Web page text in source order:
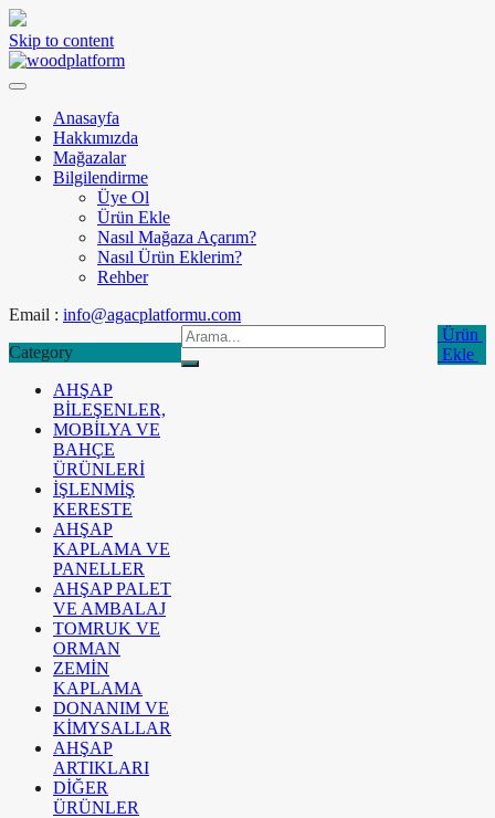
Skip to content
Anasayfa
Hakkımızda
Mağazalar
Bilgilendirme
Üye Ol
Ürün Ekle
Nasıl Mağaza Açarım?
Nasıl Ürün Eklerim?
Rehber
Email : info@agacplatformu.com
Category
AHŞAP
BİLEŞENLER,
MOBİLYA VE
BAHÇE
ÜRÜNLERİ
İŞLENMİŞ
KERESTE
AHŞAP
KAPLAMA VE
PANELLER
AHŞAP PALET
VE AMBALAJ
TOMRUK VE
ORMAN
ZEMİN
KAPLAMA
DONANIM VE
KİMYSALLAR
AHŞAP
ARTIKLARI
DİĞER
ÜRÜNLER
Ürün
Ekle